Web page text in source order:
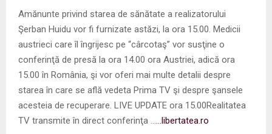
Amănunte privind starea de sănătate a realizatorului
Şerban Huidu vor fi furnizate astăzi, la ora 15.00. Medicii
austrieci care îl îngrijesc pe “cârcotaş” vor susţine o
conferinţă de presă la ora 14.00 ora Austriei, adică ora
15.00 în România, şi vor oferi mai multe detalii despre
starea în care se află vedeta Prima TV şi despre şansele
acesteia de recuperare. LIVE UPDATE ora 15.00Realitatea
TV transmite în direct conferinţa …
…libertatea.ro